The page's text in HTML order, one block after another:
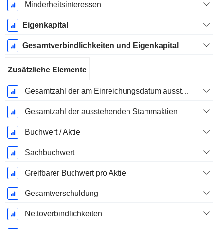
Minderheitsinteressen
Eigenkapital
Gesamtverbindlichkeiten und Eigenkapital
Zusätzliche Elemente
Gesamtzahl der am Einreichungsdatum ausstehenden Aktien
Gesamtzahl der ausstehenden Stammaktien
Buchwert / Aktie
Sachbuchwert
Greifbarer Buchwert pro Aktie
Gesamtverschuldung
Nettoverbindlichkeiten